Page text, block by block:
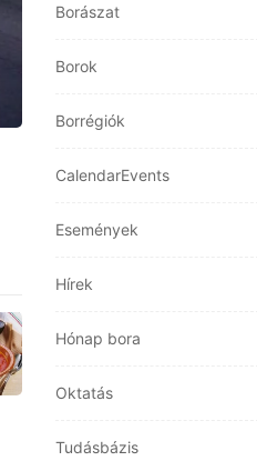
Borászat
Borok
Borrégiók
CalendarEvents
Események
Hírek
Hónap bora
Oktatás
Tudásbázis